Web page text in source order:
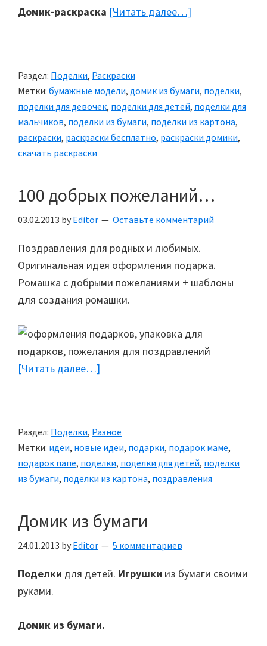
Домик-раскраска [Читать далее…]
Раздел: Поделки, Раскраски
Метки: бумажные модели, домик из бумаги, поделки,
поделки для девочек, поделки для детей, поделки для
мальчиков, поделки из бумаги, поделки из картона,
раскраски, раскраски бесплатно, раскраски домики,
скачать раскраски
100 добрых пожеланий…
03.02.2013 by Editor Оставьте комментарий
Поздравления для родных и любимых.
Оригинальная идея оформления подарка.
Ромашка с добрыми пожеланиями + шаблоны
для создания ромашки.
[Читать далее…]
Раздел: Поделки, Разное
Метки: идеи, новые идеи, подарки, подарок маме,
подарок папе, поделки, поделки для детей, поделки
из бумаги, поделки из картона, поздравления
Домик из бумаги
24.01.2013 by Editor 5 комментариев
Поделки для детей. Игрушки из бумаги своими
руками.
Домик из бумаги.